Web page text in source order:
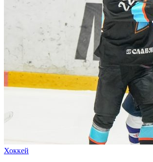
Хоккей